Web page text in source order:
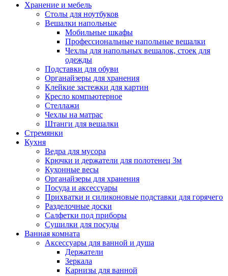
Хранение и мебель
Столы для ноутбуков
Вешалки напольные
Мобильные шкафы
Профессиональные напольные вешалки
Чехлы для напольных вешалок, стоек для
одежды
Подставки для обуви
Органайзеры для хранения
Клейкие застежки для картин
Кресло компьютерное
Стеллажи
Чехлы на матрас
Штанги для вешалки
Стремянки
Кухня
Ведра для мусора
Крючки и держатели для полотенец 3м
Кухонные весы
Органайзеры для хранения
Посуда и аксессуары
Прихватки и силиконовые подставки для горячего
Разделочные доски
Салфетки под приборы
Сушилки для посуды
Ванная комната
Аксессуары для ванной и душа
Держатели
Зеркала
Карнизы для ванной